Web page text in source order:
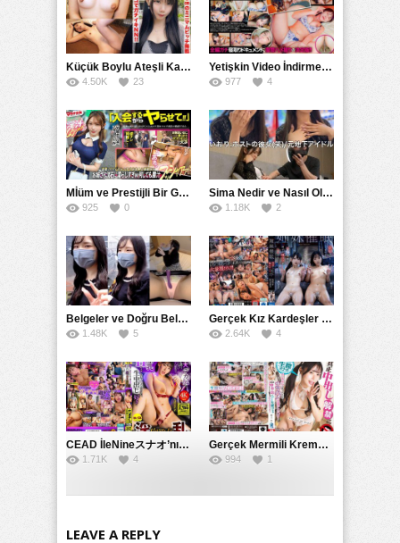
Küçük Boylu Ateşli Karakter: Nandinin Hassas Uçuklu Memeleri ve Sahneleri
4.50K 23
Yetişkin Video İndirme Siteleri Grubu: Şefkatli Patron ve Sekreterin Aşk Hikayesi: Prestijli Bir Son
977 4
Mİüm ve Prestijli Bir Gecenin Sırları: Gizemli Bir Kadın ve Mükemmel Bir Macera
925 0
Sima Nedir ve Nasıl Oluşur
1.18K 2
Belgeler ve Doğru Belgelendirmede DOCS’in Önemi
1.48K 5
Gerçek Kız Kardeşler hipnoz ve zihin kontrolü altında liebe阴茎 için yalvaran kızlar: Mısakı Nemıne Mına Hınano
2.64K 4
CEAD İleNineスナオ’nın Çılgın ve Seksüel Dünyası: Büyük Kalçalar ve Çılgın İlişkiler
1.71K 4
Gerçek Mermili Kremalı Pasta Büyük Dağıtımı, Ben Herkesin Özel Placesine Hizmet Eden En Üst Düzey Erotik Ürünler Günün Fırsatı
994 1
LEAVE A REPLY